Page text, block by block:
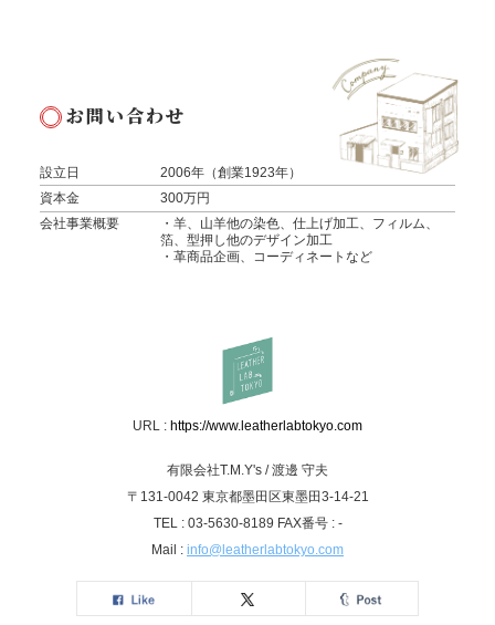
お問い合わせ
設立日
2006年（創業1923年）
資本金
300万円
会社事業概要
・羊、山羊他の染色、仕上げ加工、フィルム、
箔、型押し他のデザイン加工
・革商品企画、コーディネートなど
URL : https://www.leatherlabtokyo.com
有限会社T.M.Y's / 渡邊 守夫
〒131-0042 東京都墨田区東墨田3-14-21
TEL : 03-5630-8189 FAX番号 : -
Mail : info@leatherlabtokyo.com